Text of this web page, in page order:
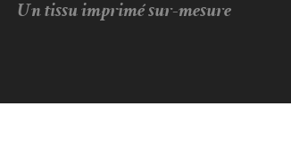
Un tissu imprimé sur-mesure